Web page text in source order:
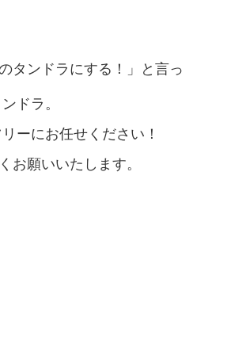
タンドラにする！」と言っ
ドラ。
ーにお任せください！
お願いいたします。